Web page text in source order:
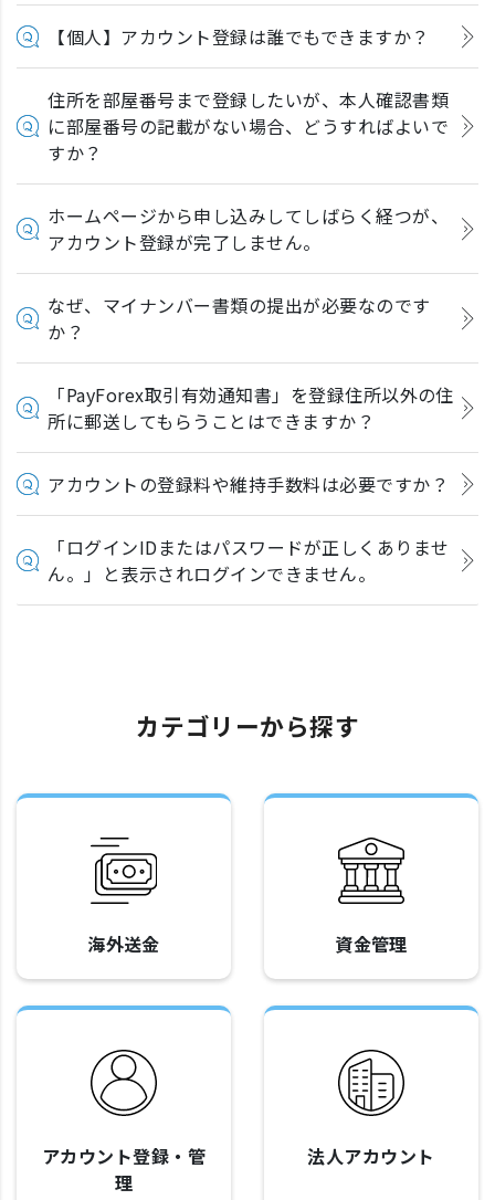
【個人】アカウント登録は誰でもできますか？
住所を部屋番号まで登録したいが、本人確認書類
に部屋番号の記載がない場合、どうすればよいで
すか？
ホームページから申し込みしてしばらく経つが、
アカウント登録が完了しません。
なぜ、マイナンバー書類の提出が必要なのです
か？
「PayForex取引有効通知書」を登録住所以外の住
所に郵送してもらうことはできますか？
アカウントの登録料や維持手数料は必要ですか？
「ログインIDまたはパスワードが正しくありませ
ん。」と表示されログインできません。
カテゴリーから探す
海外送金 資金管理
アカウント登録・管
理
法人アカウント